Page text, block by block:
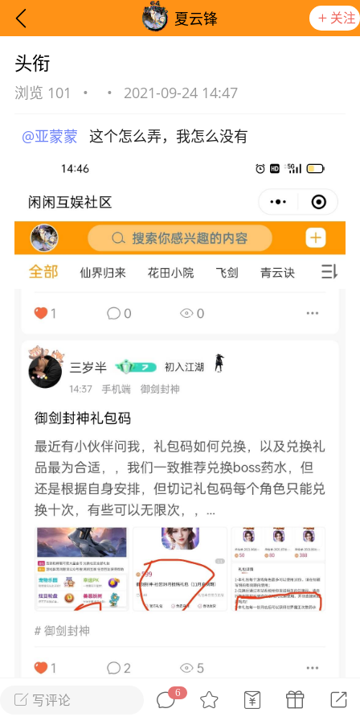
夏云锋 关注
花农场 藏宝阁 夺宝岛
新手宝典
社区入门必看指南 多款游戏任君畅玩
大千世界
开播时间留意通知
游戏推荐
近期热点
每分钟在线 ，今日新注册0，孵蛋1，总用户数 1947597
ʚ小鱼冻干ɞ
【周末了，还不来新服冲榜吗？】送现
金大奖、实物奖励，各种福利拿到手软！
写评论 6
头衔
浏览 101 • • 2021-09-24 14:47
@亚蒙蒙 这个怎么弄，我怎么没有